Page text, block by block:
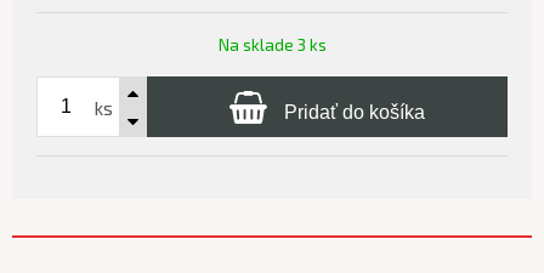
Na sklade 3 ks
ks Pridať do košíka